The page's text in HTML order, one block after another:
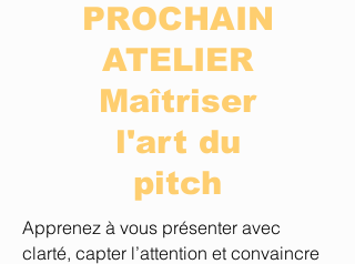
PROCHAIN
ATELIER
Maîtriser
l'art du
pitch
Apprenez à vous présenter avec
clarté, capter l’attention et convaincre